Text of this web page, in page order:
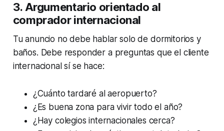
3. Argumentario orientado al
comprador internacional
Tu anuncio no debe hablar solo de dormitorios y
baños. Debe responder a preguntas que el cliente
internacional sí se hace:
¿Cuánto tardaré al aeropuerto?
¿Es buena zona para vivir todo el año?
¿Hay colegios internacionales cerca?